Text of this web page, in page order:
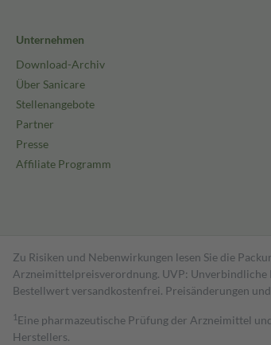
Unternehmen
Download-Archiv
Über Sanicare
Stellenangebote
Partner
Presse
Affiliate Programm
Zu Risiken und Nebenwirkungen lesen Sie die
Arzneimittelpreisverordnung. UVP: Unverbindliche
Bestell­wert versand­kosten­frei. Preisänderungen
1 Eine pharmazeutische Prüfung der Arzneimittel
Herstellers.